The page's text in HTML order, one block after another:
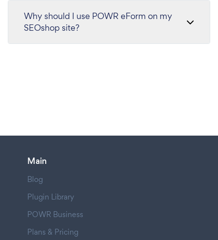
Why should I use POWR eForm on my
SEOshop site?
Main
Blog
Plugin Library
POWR Business
Plans & Pricing